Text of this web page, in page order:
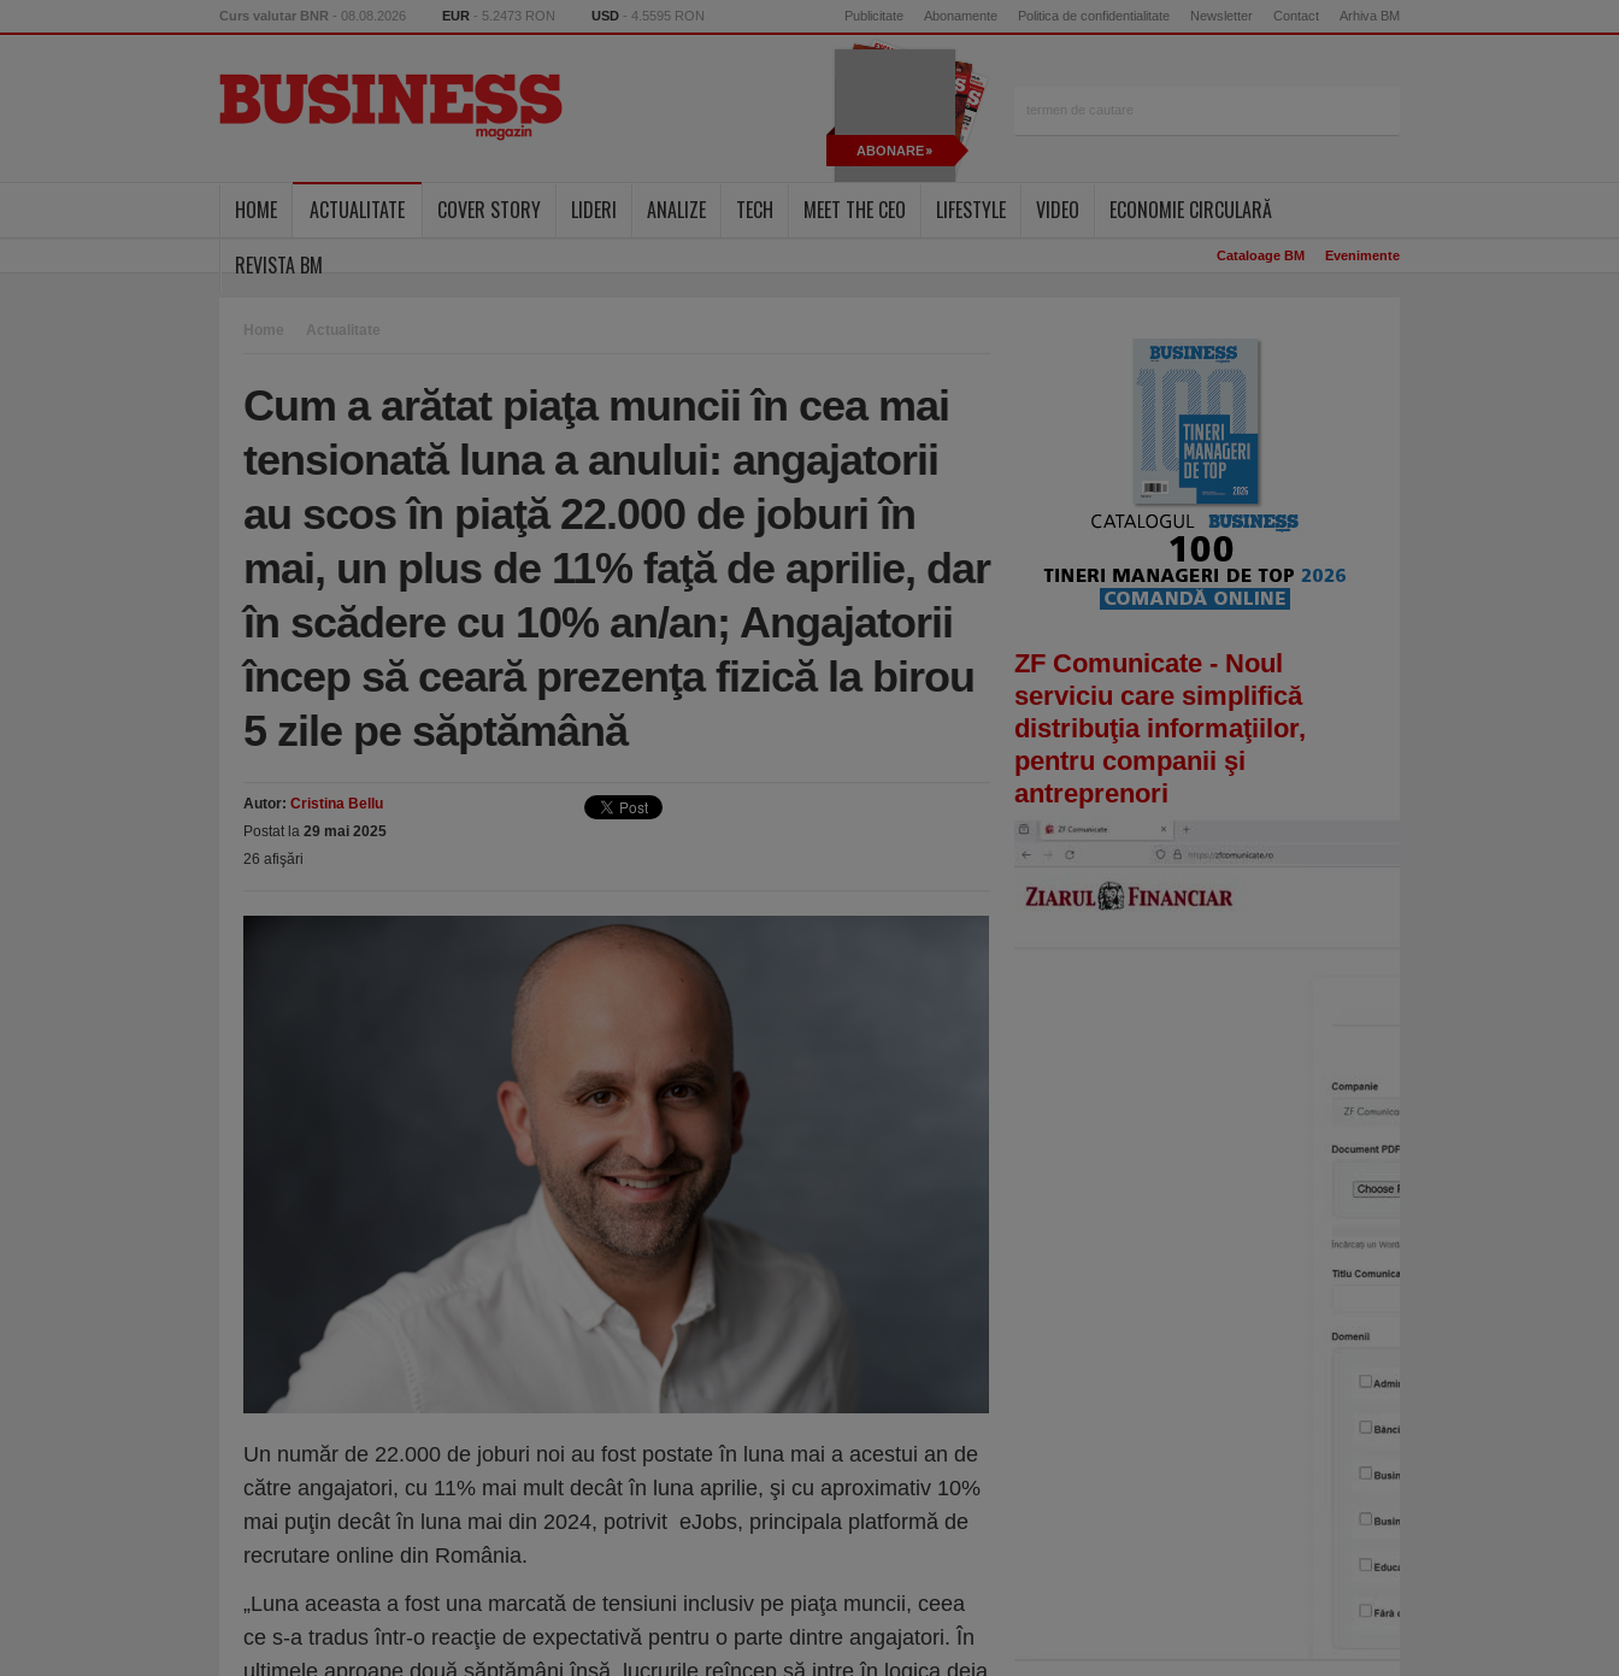
Curs valutar BNR - 08.08.2026 EUR - 5.2473 RON USD - 4.5595 RON Publicitate Abonamente Politica de confidentialitate Newsletter Contact Arhiva BM
ABONARE
HOME ACTUALITATE COVER STORY LIDERI ANALIZE TECH MEET THE CEO LIFESTYLE VIDEO
ECONOMIE CIRCULARĂ
REVISTA BM
Cataloage BM Evenimente
Home Actualitate
Cum a arătat piaţa muncii în cea mai
tensionată luna a anului: angajatorii
au scos în piaţă 22.000 de joburi în
mai, un plus de 11% faţă de aprilie, dar
în scădere cu 10% an/an; Angajatorii
încep să ceară prezenţa fizică la birou
5 zile pe săptămână
Autor: Cristina Bellu
Postat la 29 mai 2025
26 afişări
Un număr de 22.000 de joburi noi au fost postate în luna mai a acestui an de
către angajatori, cu 11% mai mult decât în luna aprilie, şi cu aproximativ 10%
mai puţin decât în luna mai din 2024, potrivit eJobs, principala platformă de
recrutare online din România.
„Luna aceasta a fost una marcată de tensiuni inclusiv pe piaţa muncii, ceea
ce s-a tradus într-o reacţie de expectativă pentru o parte dintre angajatori. În
ultimele aproape două săptămâni însă, lucrurile reîncep să intre în logica deja
ZF Comunicate - Noul
serviciu care simplifică
distribuţia informaţiilor,
pentru companii şi
antreprenori